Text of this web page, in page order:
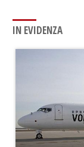
IN EVIDENZA